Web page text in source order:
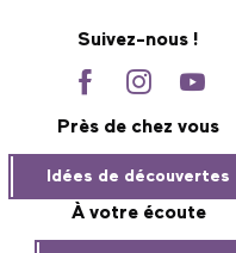
Suivez-nous !
Près de chez vous
Idées de découvertes
À votre écoute